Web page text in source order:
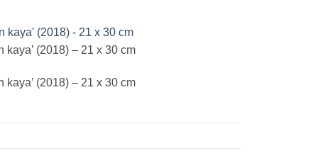
kaya’ (2018) – 21 x 30 cm
kaya’ (2018) – 21 x 30 cm